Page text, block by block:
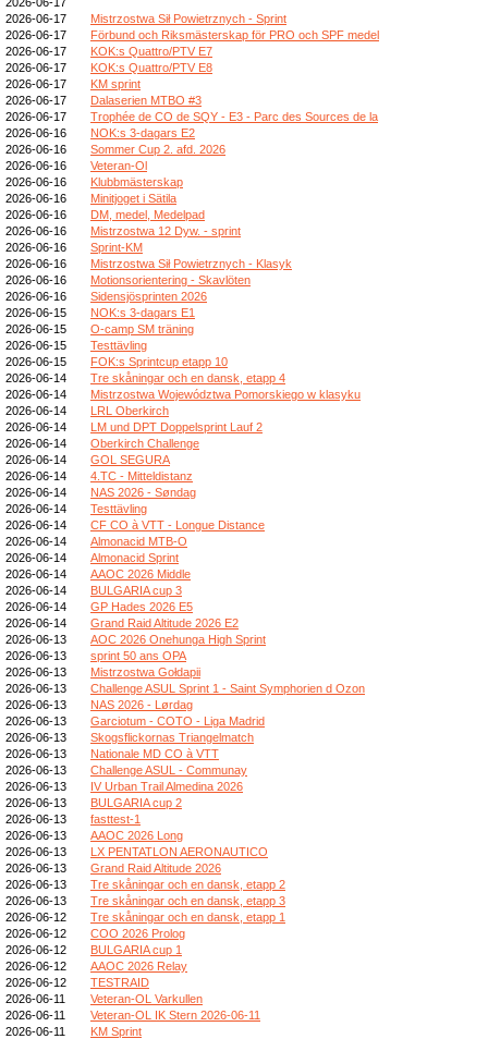
2026-06-17
Mistrzostwa Sił Powietrznych - Sprint
2026-06-17
Förbund och Riksmästerskap för PRO och SPF medel
2026-06-17
KOK:s Quattro/PTV E7
2026-06-17
KOK:s Quattro/PTV E8
2026-06-17
KM sprint
2026-06-17
Dalaserien MTBO #3
2026-06-17
Trophée de CO de SQY - E3 - Parc des Sources de la
2026-06-16
NOK:s 3-dagars E2
2026-06-16
Sommer Cup 2. afd. 2026
2026-06-16
Veteran-Ol
2026-06-16
Klubbmästerskap
2026-06-16
Minitjoget i Sätila
2026-06-16
DM, medel, Medelpad
2026-06-16
Mistrzostwa 12 Dyw. - sprint
2026-06-16
Sprint-KM
2026-06-16
Mistrzostwa Sił Powietrznych - Klasyk
2026-06-16
Motionsorientering - Skavlöten
2026-06-16
Sidensjösprinten 2026
2026-06-15
NOK:s 3-dagars E1
2026-06-15
O-camp SM träning
2026-06-15
Testtävling
2026-06-15
FOK:s Sprintcup etapp 10
2026-06-14
Tre skåningar och en dansk, etapp 4
2026-06-14
Mistrzostwa Województwa Pomorskiego w klasyku
2026-06-14
LRL Oberkirch
2026-06-14
LM und DPT Doppelsprint Lauf 2
2026-06-14
Oberkirch Challenge
2026-06-14
GOL SEGURA
2026-06-14
4.TC - Mitteldistanz
2026-06-14
NAS 2026 - Søndag
2026-06-14
Testtävling
2026-06-14
CF CO à VTT - Longue Distance
2026-06-14
Almonacid MTB-O
2026-06-14
Almonacid Sprint
2026-06-14
AAOC 2026 Middle
2026-06-14
BULGARIA cup 3
2026-06-14
GP Hades 2026 E5
2026-06-14
Grand Raid Altitude 2026 E2
2026-06-13
AOC 2026 Onehunga High Sprint
2026-06-13
sprint 50 ans OPA
2026-06-13
Mistrzostwa Gołdapii
2026-06-13
Challenge ASUL Sprint 1 - Saint Symphorien d Ozon
2026-06-13
NAS 2026 - Lørdag
2026-06-13
Garciotum - COTO - Liga Madrid
2026-06-13
Skogsflickornas Triangelmatch
2026-06-13
Nationale MD CO à VTT
2026-06-13
Challenge ASUL - Communay
2026-06-13
IV Urban Trail Almedina 2026
2026-06-13
BULGARIA cup 2
2026-06-13
fasttest-1
2026-06-13
AAOC 2026 Long
2026-06-13
LX PENTATLON AERONAUTICO
2026-06-13
Grand Raid Altitude 2026
2026-06-13
Tre skåningar och en dansk, etapp 2
2026-06-13
Tre skåningar och en dansk, etapp 3
2026-06-12
Tre skåningar och en dansk, etapp 1
2026-06-12
COO 2026 Prolog
2026-06-12
BULGARIA cup 1
2026-06-12
AAOC 2026 Relay
2026-06-12
TESTRAID
2026-06-11
Veteran-OL Varkullen
2026-06-11
Veteran-OL IK Stern 2026-06-11
2026-06-11
KM Sprint